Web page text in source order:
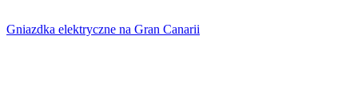
Gniazdka elektryczne na Gran Canarii